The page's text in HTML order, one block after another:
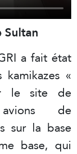
Sultan
a fait état
«
le site de
de
sur la base
base, qui